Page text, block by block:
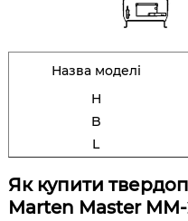
Назва моделі
H
B
L
Як купити
Marten Master MM-